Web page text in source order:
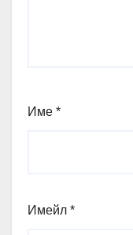
Име *
Имейл *